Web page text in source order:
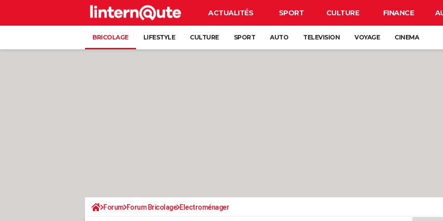
ACTUALITÉS SPORT CULTURE FINANCE
BRICOLAGE LIFESTYLE CULTURE SPORT AUTO TELEVISION VOYAGE CINEMA
Forum Forum Bricolage Electroménager